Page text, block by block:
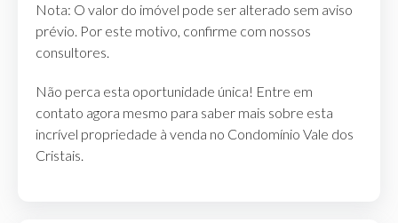
Nota: O valor do imóvel pode ser alterado sem aviso
prévio. Por este motivo, confirme com nossos
consultores.
Não perca esta oportunidade única! Entre em
contato agora mesmo para saber mais sobre esta
incrível propriedade à venda no Condomínio Vale dos
Cristais.